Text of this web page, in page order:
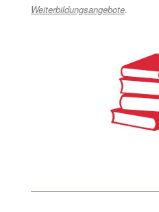
Weiterbildungsangebote.